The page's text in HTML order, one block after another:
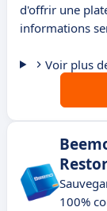
d'offrir une
informations
Voir plus
100%